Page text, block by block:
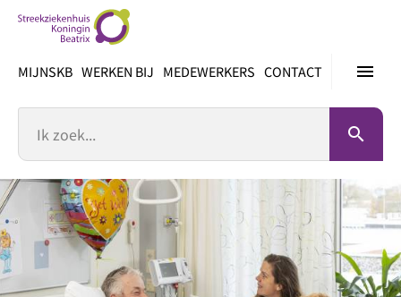
inhoud
menu
MIJNSKB WERKEN BIJ MEDEWERKERS CONTACT
search